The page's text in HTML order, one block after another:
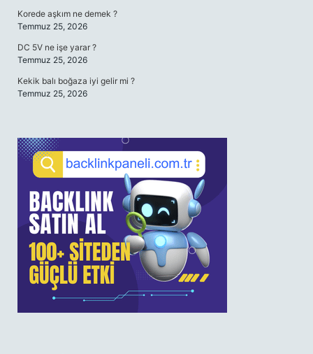
Korede aşkım ne demek ?
Temmuz 25, 2026
DC 5V ne işe yarar ?
Temmuz 25, 2026
Kekik balı boğaza iyi gelir mi ?
Temmuz 25, 2026